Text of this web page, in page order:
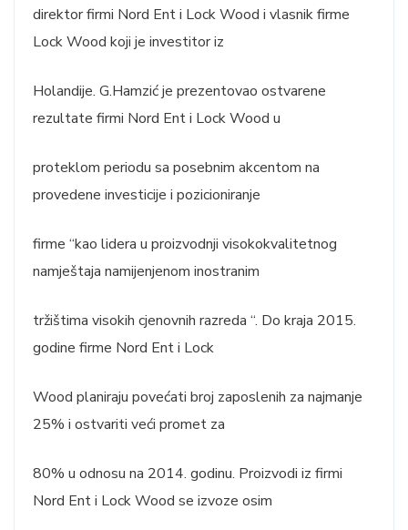
direktor firmi Nord Ent i Lock Wood i vlasnik firme
Lock Wood koji je investitor iz
Holandije. G.Hamzić je prezentovao ostvarene
rezultate firmi Nord Ent i Lock Wood u
proteklom periodu sa posebnim akcentom na
provedene investicije i pozicioniranje
firme “kao lidera u proizvodnji visokokvalitetnog
namještaja namijenjenom inostranim
tržištima visokih cjenovnih razreda “. Do kraja 2015.
godine firme Nord Ent i Lock
Wood planiraju povećati broj zaposlenih za najmanje
25% i ostvariti veći promet za
80% u odnosu na 2014. godinu. Proizvodi iz firmi
Nord Ent i Lock Wood se izvoze osim